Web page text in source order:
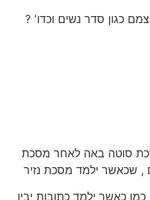
כגון סדר נשים וכדו' ?
מסכת סוטה באה לאחר מסכת
, שכאשר ילמד מסכת נזיר
כאשר ילמד כתובות יבין